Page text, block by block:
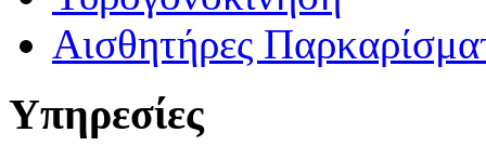
Αισθητήρες
Υπηρεσίες